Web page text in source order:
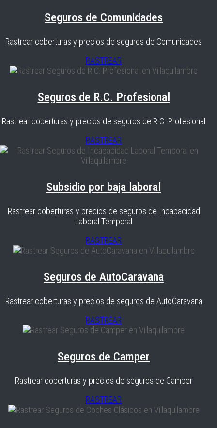
Seguros de Comunidades
Rastrear coberturas y precios de seguros de Comunidades
RASTREAR
Seguros de R.C. Profesional
Rastrear coberturas y precios de seguros de R.C. Profesional
RASTREAR
Subsidio por baja laboral
Rastrear coberturas y precios de seguros de Incapacidad
Laboral Temporal
RASTREAR
Seguros de AutoCaravana
Rastrear coberturas y precios de seguros de AutoCaravana
RASTREAR
Seguros de Camper
Rastrear coberturas y precios de seguros de Camper
RASTREAR